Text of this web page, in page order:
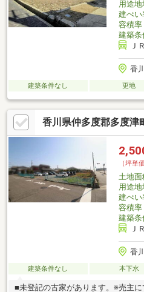
用途地
建ぺい
容積率
建築条
Ｊ
香
建築条件なし 更地
香川県仲多度郡多度津
（坪単
土地面
用途地
建ぺい
容積率
建築条
Ｊ
香
建築条件なし 本下水
■未登記の古家があります。※売主